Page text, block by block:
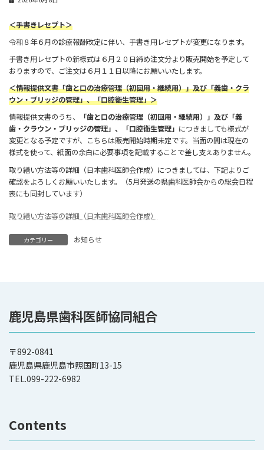
＜手書きレセプト＞
令和８年６月の診療報酬改定に伴い、手書き用レセプトが変更になります。
手書き用レセプトの新様式は６月２０日締め注文分より販売開始を予定して
おりますので、ご注文は６月１１日以降にお願いいたします。
＜情報提供文書「歯と口の治療管理（初回用・継続用）」及び「義歯・クラ
ウン・ブリッジの管理」、「口腔衛生管理」＞
情報提供文書のうち、
「歯と口の治療管理（初回用・継続用）」及び「義
歯・クラウン・ブリッジの管理」、「口腔衛生管理」 につきましても様式が
変更となる予定ですが、こちらは販売開始時期未定です。当面の間は現在の
様式を使って、紙面の余白に必要事項を記載することで差し支えありません。
取り繕い方法等の詳細（日本歯科医師会作成）につきましては、下記よりご
確認をよろしくお願いいたします。（5月発送の県歯科医師会からの総会日程
表にも同封しています）
取り繕い方法等の詳細（日本歯科医師会作成）
カテゴリー お知らせ
鹿児島県歯科医師協同組合
〒892-0841
鹿児島県鹿児島市照国町13-15
TEL.099-222-6982
Contents